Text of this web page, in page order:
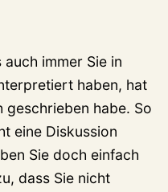
immer Sie in
haben, hat
geschrieben habe. So
eine Diskussion
Sie doch einfach
dass Sie nicht